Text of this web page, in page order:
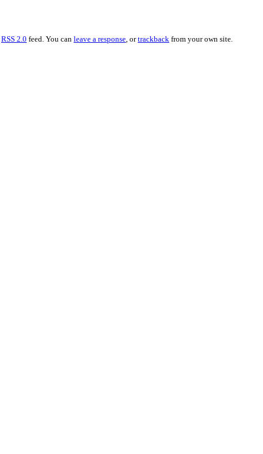
RSS 2.0 feed. You can leave a response , ortrackback from your own site.